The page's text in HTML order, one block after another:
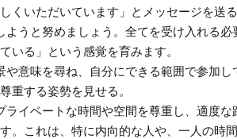
いただいています」とメッセージを送る
うと努めましょう。全てを受け入れる必
いる」という感覚を育みます。
意味を尋ね、自分にできる範囲で参加し
重する姿勢を見せる。
イベートな時間や空間を尊重し、適度な
。これは、特に内向的な人や、一人の時